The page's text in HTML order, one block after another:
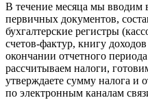
В течение месяца мы вводим
первичных документов,
бухгалтерские регистры
счетов-фактур, книгу
окончании отчетного
рассчитываем налоги,
утверждаете сумму налога и
по электронным каналам